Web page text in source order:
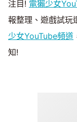
注目! 電獺少女
報整理、遊戲試玩
少女YouTube頻道
知!